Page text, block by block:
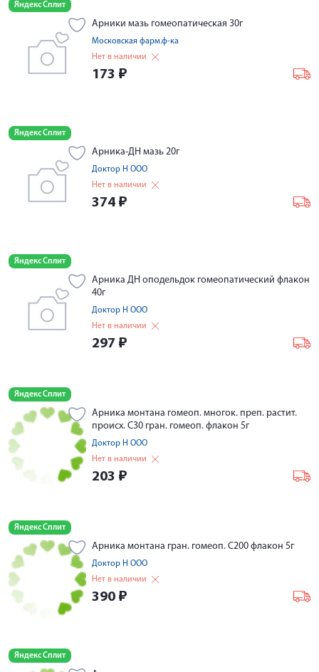
Яндекс Сплит
Арники мазь гомеопатическая 30г
Московская фарм.ф-ка
Нет в наличии
173 ₽
Яндекс Сплит
Арника-ДН мазь 20г
Доктор Н ООО
Нет в наличии
374 ₽
Яндекс Сплит
Арника ДН оподельдок гомеопатический флакон
40г
Доктор Н ООО
Нет в наличии
297 ₽
Яндекс Сплит
Арника монтана гомеоп. многок. преп. растит.
происх. С30 гран. гомеоп. флакон 5г
Доктор Н ООО
Нет в наличии
203 ₽
Яндекс Сплит
Арника монтана гран. гомеоп. С200 флакон 5г
Доктор Н ООО
Нет в наличии
390 ₽
Яндекс Сплит